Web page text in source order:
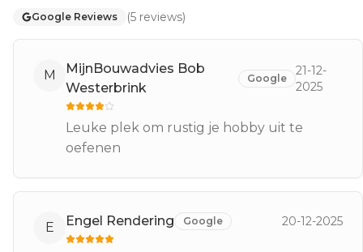
Google Reviews (5 reviews)
M
MijnBouwadvies Bob
Westerbrink
Google
21-12-
2025
Leuke plek om rustig je hobby uit te
oefenen
E Engel Rendering Google 20-12-2025